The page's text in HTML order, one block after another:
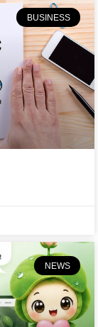
BUSINESS
NEWS